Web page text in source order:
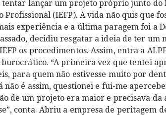
tentar lançar um projeto próprio junto do
Profissional (IEFP). A vida não quis que
experiência e a última paragem foi a
decidiu resgatar a ideia de ter um
os procedimentos. Assim, entra a
burocrático. “A primeira vez que tentei
para quem não estivesse muito por
não é assim, questionei e fui-me
de um projeto era maior e precisava da
conta. Abriu a empresa de peritagem